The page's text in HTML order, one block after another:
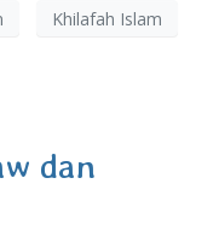
Khilafah Islam
dan